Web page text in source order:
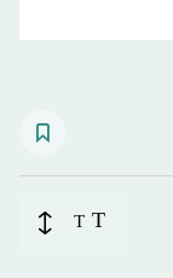
T
T